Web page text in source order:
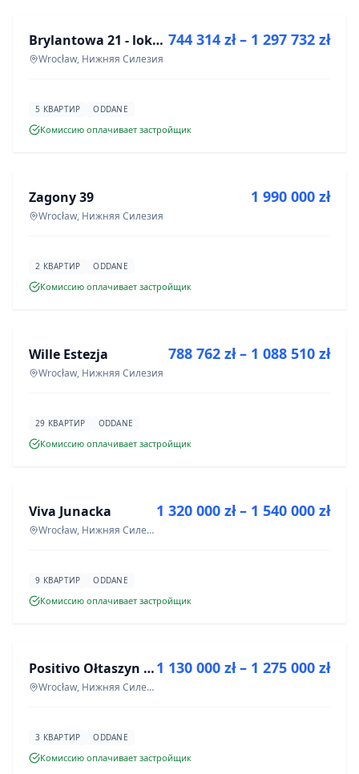
ИНВЕСТИЦИЯ Brylantowa 21 - lokale usługowe
Wrocław, Нижняя Силезия
744 314 zł – 1 297 732 zł
5 КВАРТИР ODDANE
Комиссию оплачивает застройщик
ИНВЕСТИЦИЯ
Zagony 39
Wrocław, Нижняя Силезия
1 990 000 zł
2 КВАРТИР ODDANE
Комиссию оплачивает застройщик
ИНВЕСТИЦИЯ
Wille Estezja
Wrocław, Нижняя Силезия
788 762 zł – 1 088 510 zł
29 КВАРТИР ODDANE
Комиссию оплачивает застройщик
ИНВЕСТИЦИЯ
Viva Junacka
Wrocław, Нижняя Силезия
1 320 000 zł – 1 540 000 zł
9 КВАРТИР ODDANE
Комиссию оплачивает застройщик
ИНВЕСТИЦИЯ Positivo Ołtaszyn - mieszkania wykończone pod klucz
Wrocław, Нижняя Силезия
1 130 000 zł – 1 275 000 zł
3 КВАРТИР ODDANE
Комиссию оплачивает застройщик